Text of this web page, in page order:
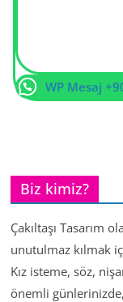
WP Mesaj
Biz kimiz?
Çakıltaşı Tasarım
unutulmaz kılmak
Kız isteme, söz,
önemli